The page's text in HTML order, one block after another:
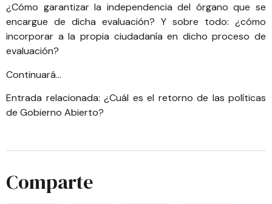
¿Cómo garantizar la independencia del órgano que se
encargue de dicha evaluación? Y sobre todo: ¿cómo
incorporar a la propia ciudadanía en dicho proceso de
evaluación?
Continuará…
Entrada relacionada: ¿Cuál es el retorno de las políticas
de Gobierno Abierto?
Comparte